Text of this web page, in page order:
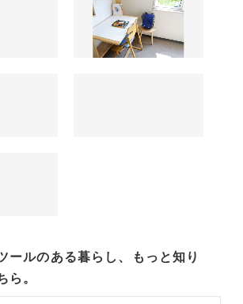
ールのある暮らし、もっと知り
。